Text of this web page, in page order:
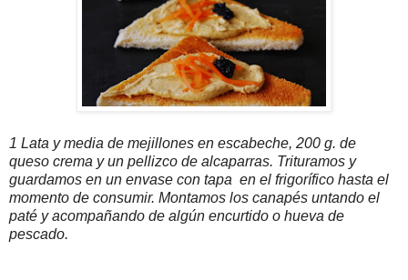
1 Lata y media de mejillones en escabeche, 200 g. de
queso crema y un pellizco de alcaparras. Trituramos y
guardamos en un envase con tapa en el frigorífico hasta el
momento de consumir. Montamos los canapés untando el
paté y acompañando de algún encurtido o hueva de
pescado.